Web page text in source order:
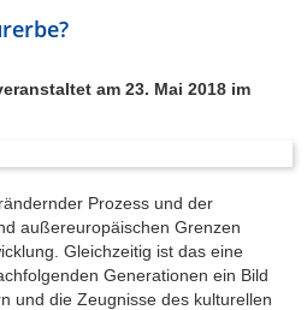
am 23. Mai 2018 im
Prozess und der
außereuropäischen Grenzen
Gleichzeitig ist das eine
Generationen ein Bild
und die Zeugnisse des kulturellen